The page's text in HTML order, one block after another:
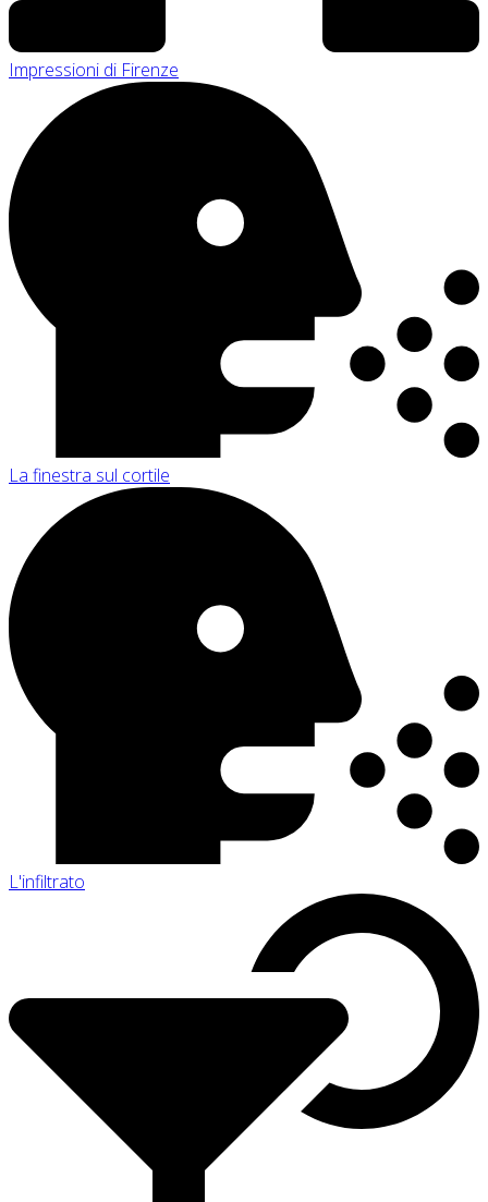
Impressioni di Firenze
La finestra sul cortile
L'infiltrato